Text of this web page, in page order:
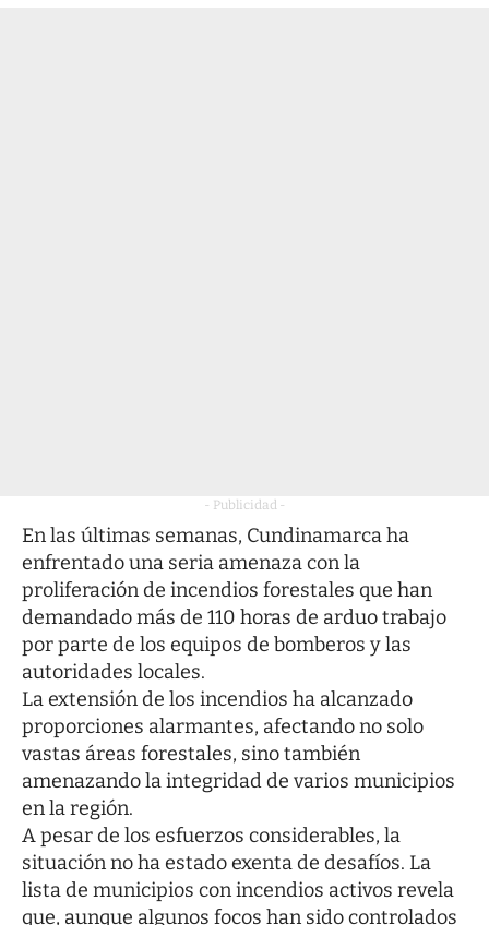
- Publicidad -
En las últimas semanas, Cundinamarca ha
enfrentado una seria amenaza con la
proliferación de incendios forestales que han
demandado más de 110 horas de arduo trabajo
por parte de los equipos de bomberos y las
autoridades locales.
La extensión de los incendios ha alcanzado
proporciones alarmantes, afectando no solo
vastas áreas forestales, sino también
amenazando la integridad de varios municipios
en la región.
A pesar de los esfuerzos considerables, la
situación no ha estado exenta de desafíos. La
lista de municipios con incendios activos revela
que, aunque algunos focos han sido controlados